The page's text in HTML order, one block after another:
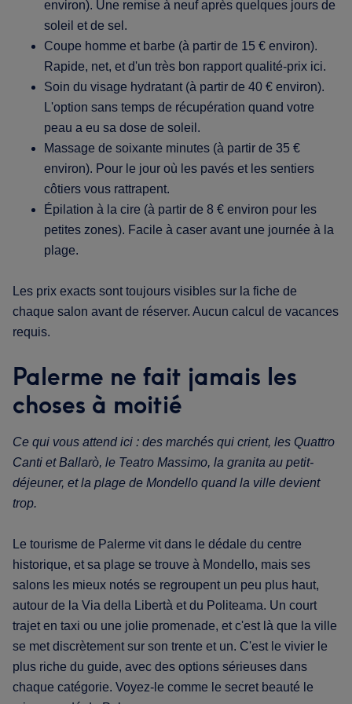
environ). Une remise à neuf après quelques jours de
soleil et de sel.
Coupe homme et barbe (à partir de 15 € environ).
Rapide, net, et d'un très bon rapport qualité-prix ici.
Soin du visage hydratant (à partir de 40 € environ).
L'option sans temps de récupération quand votre
peau a eu sa dose de soleil.
Massage de soixante minutes (à partir de 35 €
environ). Pour le jour où les pavés et les sentiers
côtiers vous rattrapent.
Épilation à la cire (à partir de 8 € environ pour les
petites zones). Facile à caser avant une journée à la
plage.
Les prix exacts sont toujours visibles sur la fiche de
chaque salon avant de réserver. Aucun calcul de vacances
requis.
Palerme ne fait jamais les
choses à moitié
Ce qui vous attend ici : des marchés qui crient, les Quattro
Canti et Ballarò, le Teatro Massimo, la granita au petit-
déjeuner, et la plage de Mondello quand la ville devient
trop.
Le tourisme de Palerme vit dans le dédale du centre
historique, et sa plage se trouve à Mondello, mais ses
salons les mieux notés se regroupent un peu plus haut,
autour de la Via della Libertà et du Politeama. Un court
trajet en taxi ou une jolie promenade, et c'est là que la ville
se met discrètement sur son trente et un. C'est le vivier le
plus riche du guide, avec des options sérieuses dans
chaque catégorie. Voyez-le comme le secret beauté le